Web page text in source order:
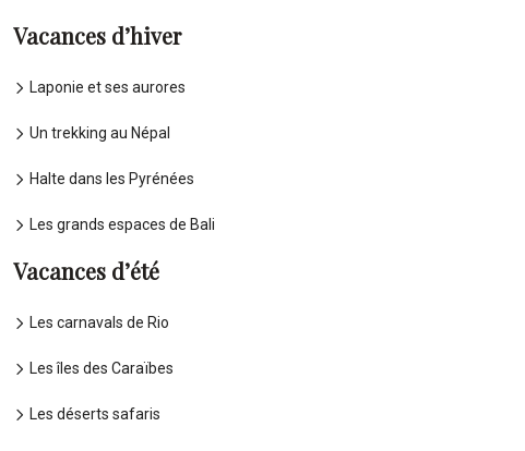
Vacances d’hiver
Laponie et ses aurores
Un trekking au Népal
Halte dans les Pyrénées
Les grands espaces de Bali
Vacances d’été
Les carnavals de Rio
Les îles des Caraïbes
Les déserts safaris